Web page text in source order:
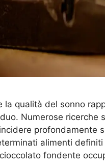
la qualità del sonno
Numerose
profondamente
alimenti
fondente